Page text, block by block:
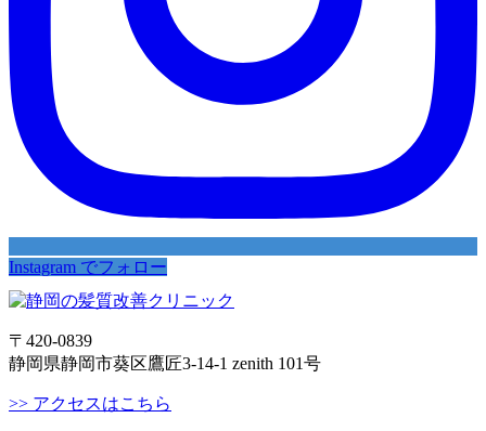
Instagram でフォロー
〒420-0839
静岡県静岡市葵区鷹匠3-14-1 zenith 101号
>> アクセスはこちら